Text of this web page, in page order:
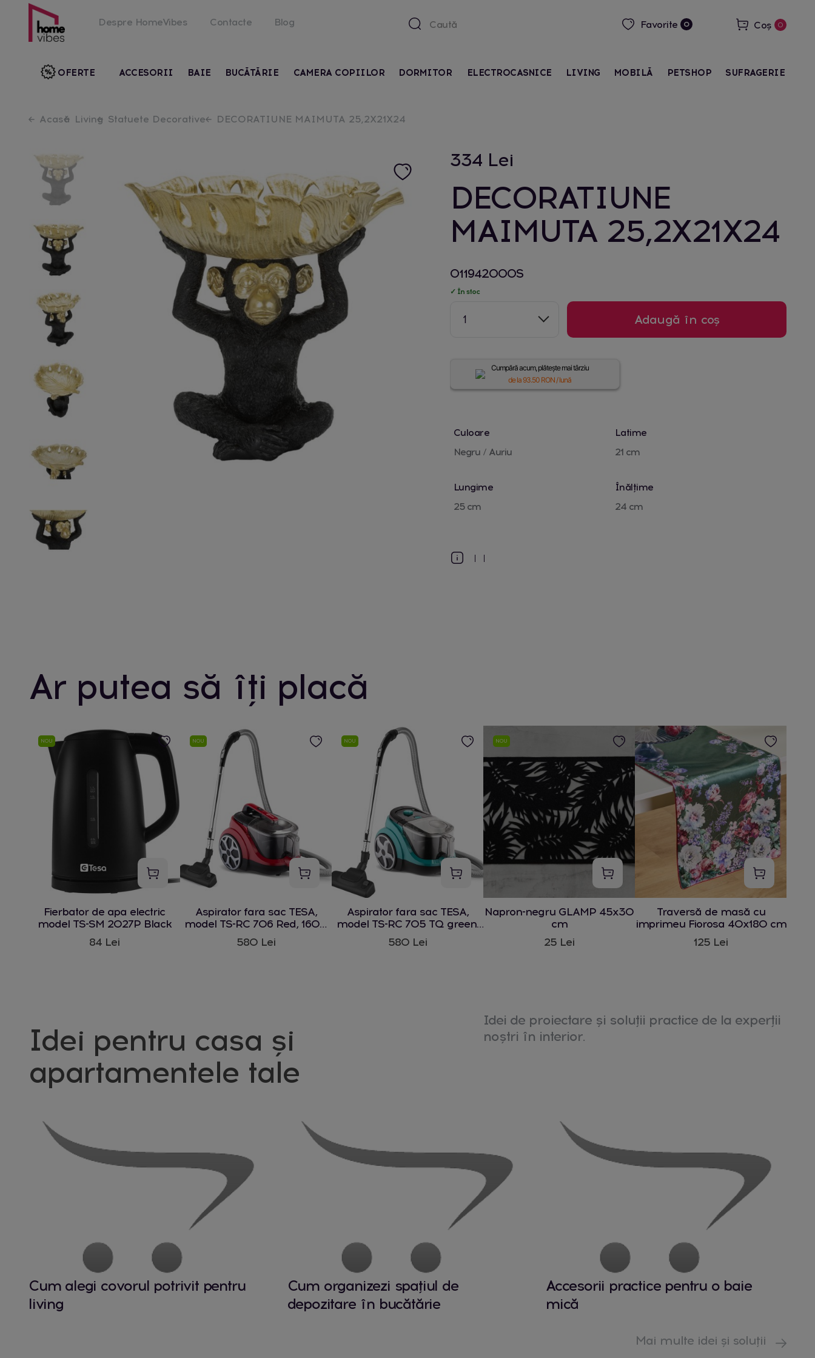
Despre HomeVibes Contacte Blog Favorite 0 Coș 0
ACCESORII BAIE BUCĂTĂRIE CAMERA COPIILOR DORMITOR ELECTROCASNICE LIVING MOBILĂ
OFERTE PETSHOP SUFRAGERIE
Acasă Living Statuete Decorative DECORATIUNE MAIMUTA 25,2X21X24
334 Lei
DECORATIUNE
MAIMUTA 25,2X21X24
011942000S
✓ În stoc
1 Adaugă în coș
Cumpără acum, plătește mai târziu
de la 93.50 RON / lună
Culoare
Negru / Auriu
Latime
21 cm
Lungime
25 cm
Înălțime
24 cm
Ar putea să îți placă
NOU
Fierbator de apa electric
model TS-SM 2027P Black
84 Lei
NOU
Aspirator fara sac TESA,
model TS-RC 706 Red, 1600
W
580 Lei
NOU
Aspirator fara sac TESA,
model TS-RC 705 TQ green,
1600 W
580 Lei
NOU
Napron-negru GLAMP 45x30
cm
25 Lei
Traversă de masă cu
imprimeu Fiorosa 40x180 cm
125 Lei
Idei pentru casa și
apartamentele tale
Idei de proiectare și soluții practice de la experții
noștri în interior.
Cum alegi covorul potrivit pentru
living
Cum organizezi spațiul de
depozitare în bucătărie
Accesorii practice pentru o baie
mică
Mai multe idei și soluții